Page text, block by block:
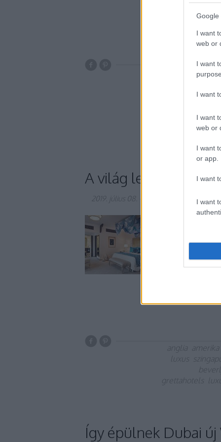
Google
I want
web or
I want
I want
I want
web or
I want
or app.
I want
I want
ingatlan dubai
luxusnyaralás
only&only
A világ legjobb
2019. július 08.
funkcionalitás és
legjobb
anglia
amerika
luxus
grettahotels
Így épülnek Dubai új